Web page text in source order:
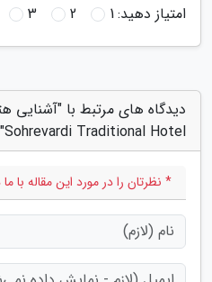
امتیاز دهید:1
2
3
دیدگاه های مرتبط با
Sohrevardi Traditional Hotel"
* نظرتان را در مورد این مقاله با